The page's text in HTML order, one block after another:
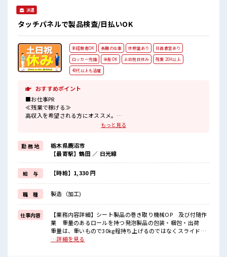
派遣
タッチパネルで製品検査/日払いOK
未経験者OK 長期の仕事 休憩室あり
社員食堂あり
ロッカー完備
染髪OK 土日祝日休み
残業 20H以上
40代以上も活躍
おすすめポイント
■お仕事PR
≪残業で稼げる≫
高収入を希望される方にオススメ。
残業は月20時間以上あります♪
家族や友人と一緒にプライベート満喫！
≪髪色自由で自分らしく働く≫
明るすぎたり奇抜でなければ基本的に自由！
(規定有)≪未経験でも活躍できる≫
新しいことにチャレンジするのは不安だけど、
しっかり働く環境が整っています！
イチからスキルUP・ステップUP目指していきましょう！
≪様々なお仕事をご提案≫
一人で悩まず気軽に相談できる、
派遣のお仕事です！
■職場の雰囲気
髪型・髪色自由♪
もっと見る
勤 務 地
栃木県鹿沼市
【最寄駅】鶴田 ／ 日光線
給 与 【時給】1,330 円
職 種 製造（加工)
仕事内容
【業務内容詳細】シート製品の巻き取り機械OP 及び付随作
業 重量のあるロールを持つ発泡製品の包装・梱包・出荷
重量は、重いもので30kg程持ち上げるのではなくスライドし
て台車に載せる作業がある【取り扱い製品詳細】発泡材 プ
…詳細を見る